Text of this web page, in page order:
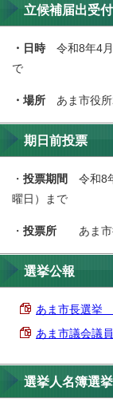
立候補届出受付
・日時令和8年4月
で
・場所 あま市役
期日前投票
・ 投票期間
令和8
曜日）まで
・ 投票所 あま市
選挙公報
あま市長選挙
あま市議会議
選挙人名簿選